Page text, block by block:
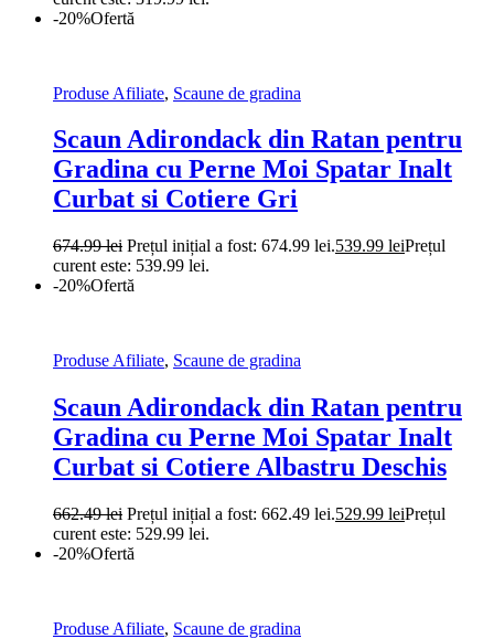
-20%Ofertă
Produse Afiliate, Scaune de gradina
Scaun Adirondack din Ratan pentru
Gradina cu Perne Moi Spatar Inalt
Curbat si Cotiere Gri
674.99lei Prețul inițial a fost: 674.99 lei.539.99 leiPrețul
curent este: 539.99 lei.
-20%Ofertă
Produse Afiliate, Scaune de gradina
Scaun Adirondack din Ratan pentru
Gradina cu Perne Moi Spatar Inalt
Curbat si Cotiere Albastru Deschis
662.49lei Prețul inițial a fost: 662.49 lei.529.99 leiPrețul
curent este: 529.99 lei.
-20%Ofertă
Produse Afiliate, Scaune de gradina